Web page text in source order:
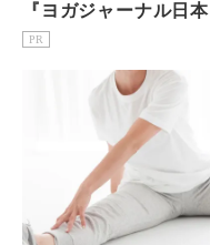
『ヨガジャーナル日本
版』予約購読のご案内
PR